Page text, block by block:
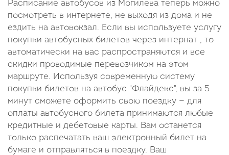
Расписание автобусов из Могилева теперь можно
посмотреть в интернете, не выходя из дома и не
ездить на автовокзал. Если вы используете услугу
покупки автобусных билетов через интернат , то
автоматически на вас распространяются и все
скидки проводимые перевозчиком на этом
маршруте. Используя современную систему
покупки билетов на автобус "Флайдекс", вы за 5
минут сможете оформить свою поездку — для
оплаты автобусного билета принимаются любые
кредитные и дебетовые карты. Вам останется
только распечатать ваш электронный билет на
бумаге и отправляться в поездку. Ваш